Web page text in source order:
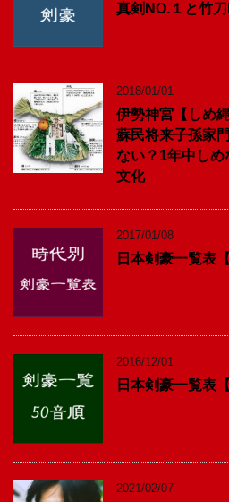
真剣NO.１と竹刀
2018/01/01
伊勢神宮【しめ
蘇民将来子孫家
ない？1年中し
文化
2017/01/08
日本剣豪一覧表
2016/12/01
日本剣豪一覧表
2021/02/07